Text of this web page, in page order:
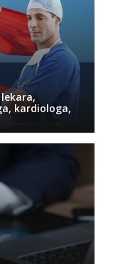
lekara,
kardiologa,